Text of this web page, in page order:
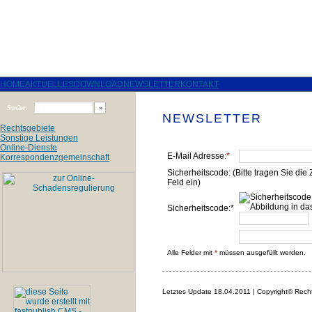
HOMEAKTUELLESDOWNLOAD NEWSLETTER KONTAKT
Suche:
Rechtsgebiete
Sonstige Leistungen
Online-Dienste
Korrespondenzgemeinschaft
NEWSLETTER
E-Mail Adresse:*
Sicherheitscode: (Bitte tragen Sie die
Feld ein)
Sicherheitscode:*
Alle Felder mit * müssen ausgefüllt werden.
Letztes Update 18.04.2011 | Copyright©